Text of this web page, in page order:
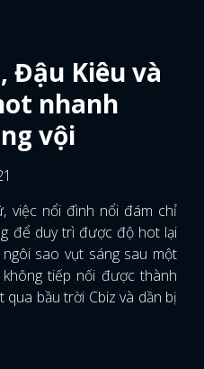
Đậu Kiêu và
nhanh
vội
việc nổi đình nổi đám chỉ
để duy trì được độ hot lại
sao vụt sáng sau một
tiếp nối được thành
bầu trời Cbiz và dần bị